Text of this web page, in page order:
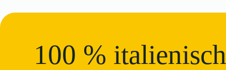
können
gewählt
können
gewählt
werden
100 %